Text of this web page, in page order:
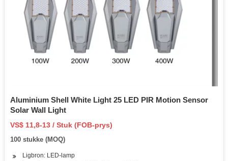
Aluminium Shell White Light 25 LED PIR Motion Sensor
Solar Wall Light
VS$ 11,8-13 / Stuk (FOB-prys)
100 stukke (MOQ)
Ligbron: LED-lamp